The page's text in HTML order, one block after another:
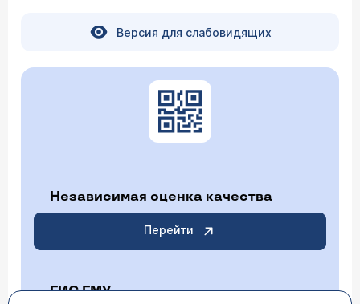
Версия для слабовидящих
Независимая оценка качества
Перейти
ГИС ГМУ